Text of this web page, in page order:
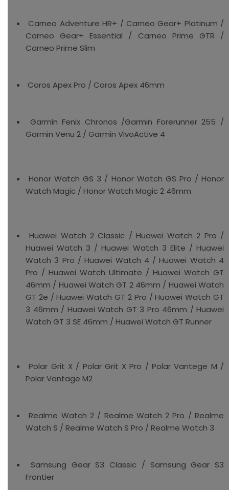
Carneo Adventure HR+ / Carneo Gear+ Platinum /
Carneo Gear+ Essential / Carneo Prime GTR /
Carneo Prime Slim
Coros Apex Pro / Coros Apex 46mm
Garmin Fenix Chronos /Garmin Forerunner 255 /
Garmin Venu 2 / Garmin VivoActive 4
Honor Watch GS 3 / Honor Watch GS Pro / Honor
Watch Magic / Honor Watch Magic 2 46mm
Huawei Watch 2 Classic / Huawei Watch 2 Pro /
Huawei Watch 3 / Huawei Watch 3 Elite / Huawei
Watch 3 Pro / Huawei Watch 4 / Huawei Watch 4
Pro / Huawei Watch Ultimate / Huawei Watch GT
46mm / Huawei Watch GT 2 46mm / Huawei Watch
GT 2e / Huawei Watch GT 2 Pro / Huawei Watch GT
3 46mm / Huawei Watch GT 3 Pro 46mm / Huawei
Watch GT 3 SE 46mm / Huawei Watch GT Runner
Polar Grit X / Polar Grit X Pro / Polar Vantege M /
Polar Vantage M2
Realme Watch 2 / Realme Watch 2 Pro / Realme
Watch S / Realme Watch S Pro / Realme Watch 3
Samsung Gear S3 Classic / Samsung Gear S3
Frontier